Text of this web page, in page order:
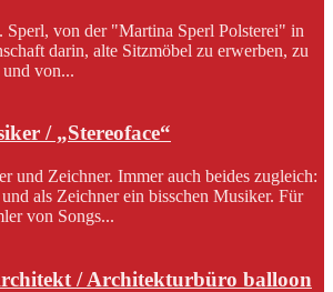
Sperl, von der "Martina Sperl Polsterei" in
darin, alte Sitzmöbel zu erwerben, zu
von...
/ „Stereoface“
und Zeichner. Immer auch beides zugleich:
als Zeichner ein bisschen Musiker. Für
von Songs...
/ Architekturbüro balloon